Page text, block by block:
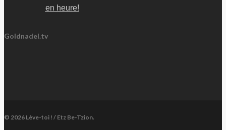
en heure!
Goldnadel.tv
© 2026 Lève-toi ! / Etz Be-Tzion.